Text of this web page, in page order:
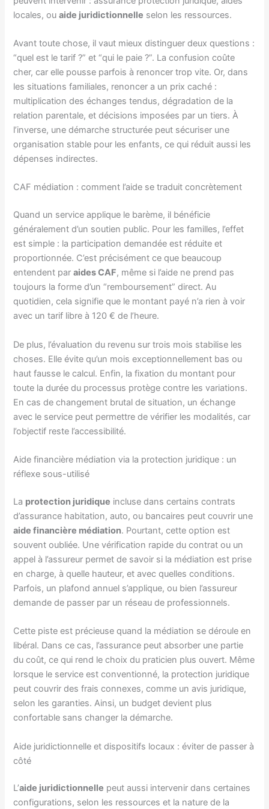
locales, ouaide juridictionnelle selon les ressources.
Avant toute chose, il vaut mieux distinguer deux questions :
“quel est le tarif ?” et “qui le paie ?”. La confusion coûte
cher, car elle pousse parfois à renoncer trop vite. Or, dans
les situations familiales, renoncer a un prix caché :
multiplication des échanges tendus, dégradation de la
relation parentale, et décisions imposées par un tiers. À
l’inverse, une démarche structurée peut sécuriser une
organisation stable pour les enfants, ce qui réduit aussi les
dépenses indirectes.
CAF médiation : comment l’aide se traduit concrètement
Quand un service applique le barème, il bénéficie
généralement d’un soutien public. Pour les familles, l’effet
est simple : la participation demandée est réduite et
proportionnée. C’est précisément ce que beaucoup
entendent paraides CAF, même si l’aide ne prend pas
toujours la forme d’un “remboursement” direct. Au
quotidien, cela signifie que le montant payé n’a rien à voir
avec un tarif libre à 120 € de l’heure.
De plus, l’évaluation du revenu sur trois mois stabilise les
choses. Elle évite qu’un mois exceptionnellement bas ou
haut fausse le calcul. Enfin, la fixation du montant pour
toute la durée du processus protège contre les variations.
En cas de changement brutal de situation, un échange
avec le service peut permettre de vérifier les modalités, car
l’objectif reste l’accessibilité.
Aide financière médiation via la protection juridique : un
réflexe sous-utilisé
La protection juridique incluse dans certains contrats
d’assurance habitation, auto, ou bancaires peut couvrir une
aide financière médiation. Pourtant, cette option est
souvent oubliée. Une vérification rapide du contrat ou un
appel à l’assureur permet de savoir si la médiation est prise
en charge, à quelle hauteur, et avec quelles conditions.
Parfois, un plafond annuel s’applique, ou bien l’assureur
demande de passer par un réseau de professionnels.
Cette piste est précieuse quand la médiation se déroule en
libéral. Dans ce cas, l’assurance peut absorber une partie
du coût, ce qui rend le choix du praticien plus ouvert. Même
lorsque le service est conventionné, la protection juridique
peut couvrir des frais connexes, comme un avis juridique,
selon les garanties. Ainsi, un budget devient plus
confortable sans changer la démarche.
Aide juridictionnelle et dispositifs locaux : éviter de passer à
côté
L’aide juridictionnelle peut aussi intervenir dans certaines
configurations, selon les ressources et la nature de la